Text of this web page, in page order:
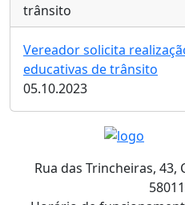
trânsito
Vereador solicita
educativas de trânsito
05.10.2023
Rua das Trincheiras, 43,